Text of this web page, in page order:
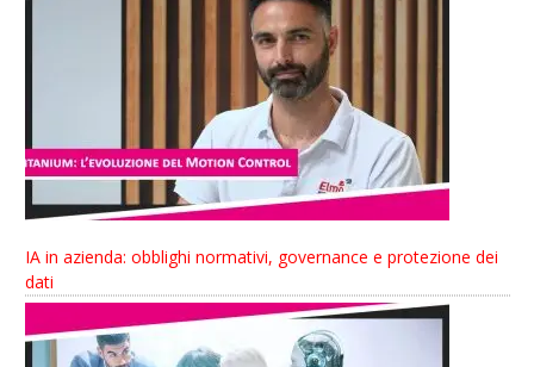
IA in azienda: obblighi normativi, governance e protezione dei
dati